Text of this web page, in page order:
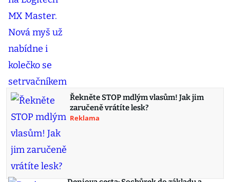
Řekněte STOP mdlým vlasům! Jak jim
zaručeně vrátíte lesk?
Reklama